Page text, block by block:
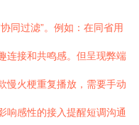
同过滤”。例如：在同省用
连接和共鸣感。但呈现弊端
慢火梗重复播放，需要手动
响感性的接入提醒短调沟通